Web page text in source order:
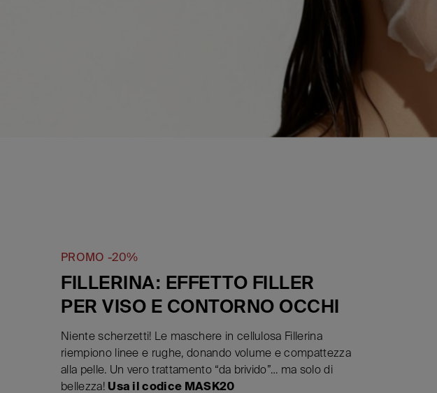
PROMO -20%
FILLERINA: EFFETTO FILLER
PER VISO E CONTORNO OCCHI
Niente scherzetti! Le maschere in cellulosa Fillerina
riempiono linee e rughe, donando volume e compattezza
alla pelle. Un vero trattamento “da brivido”… ma solo di
bellezza! Usa il codice MASK20